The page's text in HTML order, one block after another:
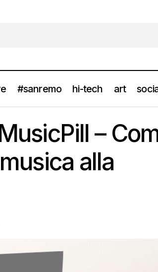
#sanremo hi-tech art
WeekMusicPill – Come sopravvivere
–
alla